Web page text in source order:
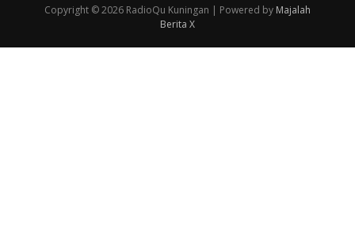
Copyright © 2026 RadioQu Kuningan | Powered by Majalah
Berita X